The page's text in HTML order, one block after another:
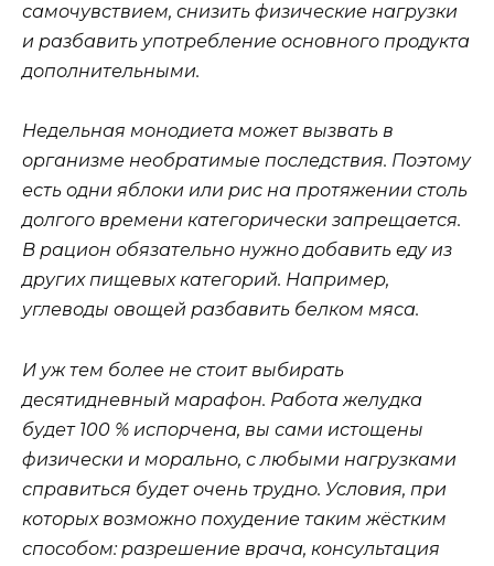
самочувствием, снизить физические нагрузки
и разбавить употребление основного продукта
дополнительными.
Недельная монодиета может вызвать в
организме необратимые последствия. Поэтому
есть одни яблоки или рис на протяжении столь
долгого времени категорически запрещается.
В рацион обязательно нужно добавить еду из
других пищевых категорий. Например,
углеводы овощей разбавить белком мяса.
И уж тем более не стоит выбирать
десятидневный марафон. Работа желудка
будет 100 % испорчена, вы сами истощены
физически и морально, с любыми нагрузками
справиться будет очень трудно. Условия, при
которых возможно похудение таким жёстким
способом: разрешение врача, консультация